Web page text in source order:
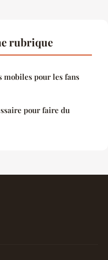
rubrique
mobiles pour les fans
pour faire du